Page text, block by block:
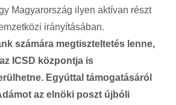
Magyarország ilyen aktívan részt
irányításában.
számára megtiszteltetés lenne,
ICSD központja is
Egyúttal támogatásáról
az elnöki poszt újbóli